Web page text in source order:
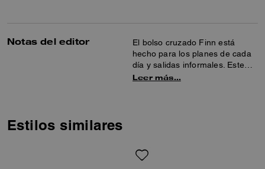
Notas del editor
El bolso cruzado Finn está
hecho para los planes de cada
día y salidas informales. Este
bolso de piel granulada de la
diferentes maneras, y los
Leer más…
Estilos similares